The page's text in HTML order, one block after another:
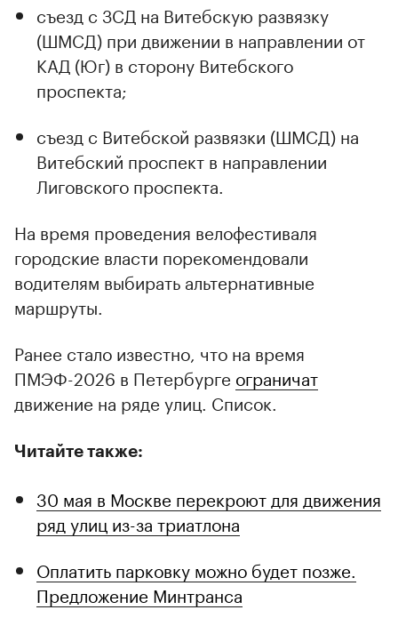
съезд с ЗСД на Витебскую развязку
(ШМСД) при движении в направлении от
КАД (Юг) в сторону Витебского
проспекта;
съезд с Витебской развязки (ШМСД) на
Витебский проспект в направлении
Лиговского проспекта.
На время проведения велофестиваля
городские власти порекомендовали
водителям выбирать альтернативные
маршруты.
Ранее стало известно, что на время
ПМЭФ-2026 в Петербурге ограничат
движение на ряде улиц. Список.
Читайте также:
30 мая в Москве перекроют для движения
ряд улиц из-за триатлона
Оплатить парковку можно будет позже.
Предложение Минтранса